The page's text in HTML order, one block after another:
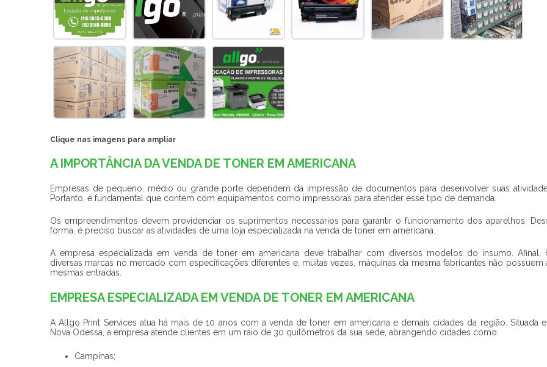
Clique nas imagens para ampliar
A IMPORTÂNCIA DA VENDA DE TONER EM AMERICANA
Empresas de pequeno, médio ou grande porte dependem da impressão de documentos para desenvolver suas
Portanto, é fundamental que contem com equipamentos como impressoras para atender esse tipo de demanda.
Os empreendimentos devem providenciar os suprimentos necessários para garantir o funcionamento dos aparelhos.
forma, é preciso buscar as atividades de uma loja especializada na venda de toner em americana
A empresa especializada emvenda de toner em americana deve trabalhar com diversos modelos do insumo. Afinal,
diversas marcas no mercado com especificações diferentes e, muitas vezes, máquinas da mesma fabricantes não possuem
mesmas entradas.
EMPRESA ESPECIALIZADA EM VENDA DE TONER EM AMERICANA
A Allgo Print Services atua há mais de 10 anos com avenda de toner em americana e demais cidades da região. Situada
Nova Odessa, a empresa atende clientes em um raio de 30 quilômetros da sua sede, abrangendo cidades como:
Campinas;